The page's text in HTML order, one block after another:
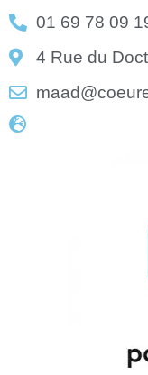
01 69 78 09
4 Rue du